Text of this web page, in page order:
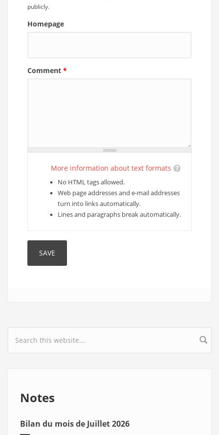
publicly.
Homepage
Comment *
More information about text formats
No HTML tags allowed.
Web page addresses and e-mail addresses
turn into links automatically.
Lines and paragraphs break automatically.
Search form
Notes
Bilan du mois de Juillet 2026